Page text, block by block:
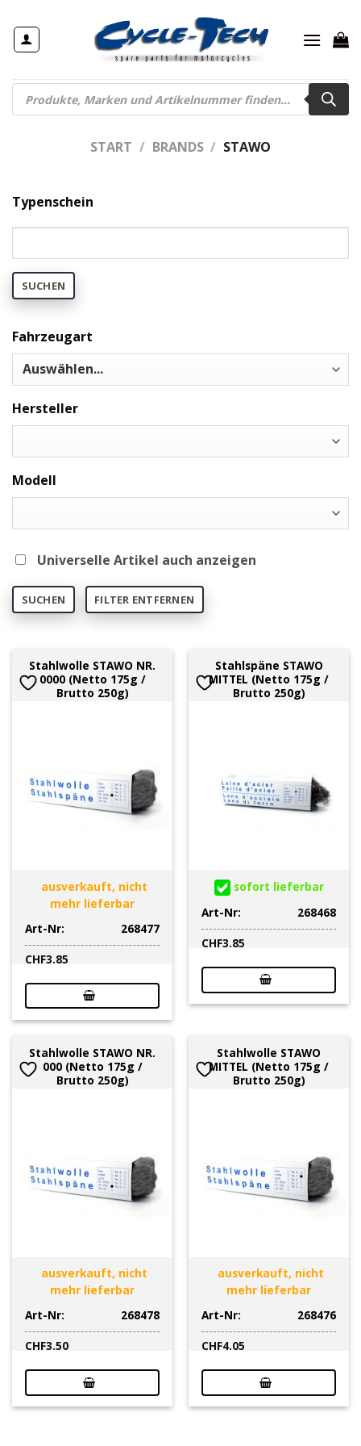
Inhalt
springen
Products
search
START / BRANDS / STAWO
Typenschein
SUCHEN
Fahrzeugart
Hersteller
Modell
Universelle Artikel auch anzeigen
SUCHEN FILTER ENTFERNEN
Stahlwolle STAWO NR.
0000 (Netto 175g /
Brutto 250g)
ausverkauft, nicht
mehr lieferbar
Art-Nr:
268477
CHF3.85
Stahlspäne STAWO
MITTEL (Netto 175g /
Brutto 250g)
sofort lieferbar
Art-Nr:
268468
CHF3.85
Stahlwolle STAWO NR.
000 (Netto 175g /
Brutto 250g)
ausverkauft, nicht
mehr lieferbar
Art-Nr:
268478
CHF3.50
Stahlwolle STAWO
MITTEL (Netto 175g /
Brutto 250g)
ausverkauft, nicht
mehr lieferbar
Art-Nr:
268476
CHF4.05